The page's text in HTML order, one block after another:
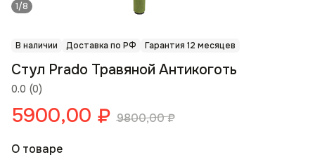
1/8
В наличии Доставка по РФ Гарантия 12 месяцев
0.0 (0)
Стул Prado Травяной Антикоготь
5900,00 ₽ 9800,00₽
О товаре